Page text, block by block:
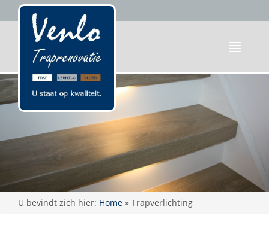
U bevindt zich hier: Home » Trapverlichting